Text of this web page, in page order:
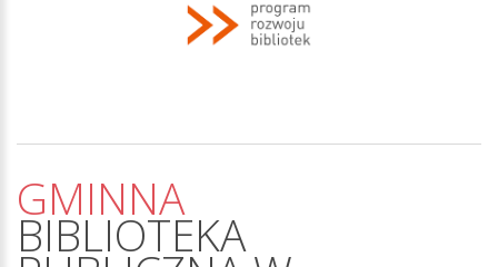
GMINNA
BIBLIOTEKA